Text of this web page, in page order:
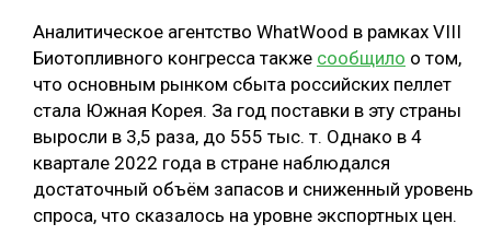
Аналитическое агентство WhatWood в рамках VIII
Биотопливного конгресса также сообщило о том,
что основным рынком сбыта российских пеллет
стала Южная Корея. За год поставки в эту страны
выросли в 3,5 раза, до 555 тыс. т. Однако в 4
квартале 2022 года в стране наблюдался
достаточный объём запасов и сниженный уровень
спроса, что сказалось на уровне экспортных цен.